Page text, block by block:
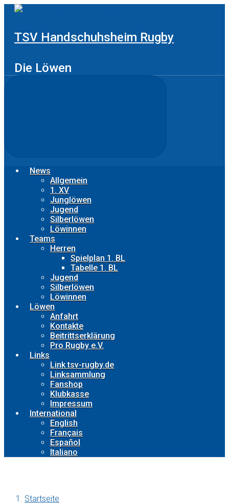
Zum
TSV Handschuhsheim Rugby
Die Löwen
News
Allgemein
1. XV
Junglöwen
Jugend
Silberlöwen
Löwinnen
Teams
Herren
Spielplan 1. BL
Tabelle 1. BL
Jugend
Silberlöwen
Löwinnen
Löwen
Anfahrt
Kontakte
Beitrittserklärung
Pro Rugby e.V.
Links
Link tsv-rugby.de
Linksammlung
Fanshop
Klubkasse
Impressum
International
English
Français
Español
Italiano
Startseite